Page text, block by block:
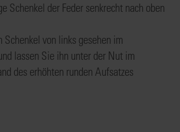
Schenkel der Feder senkrecht nach oben
Schenkel von links gesehen im
lassen Sie ihn unter der Nut im
des erhöhten runden Aufsatzes